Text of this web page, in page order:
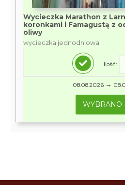
Wycieczka Marathon z
koronkami i Famagustą z
oliwy
wycieczka jednodniowa
Ilość:
08.08.2026 →
WYBRANO